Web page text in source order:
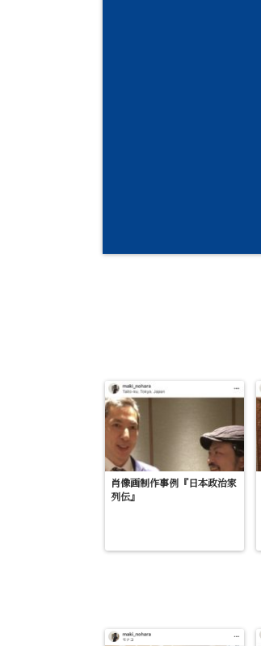
肖像画制作事例『日本政治家
列伝』